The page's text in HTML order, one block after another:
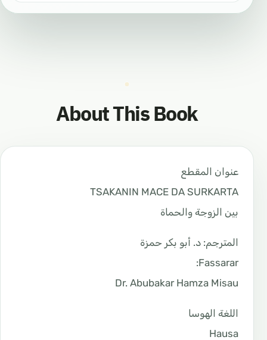
About This Book
عنوان المقطع
TSAKANIN MACE DA SURKARTA
بين الزوجة والحماة
المترجم: د. أبو بكر حمزة
Fassarar:
Dr. Abubakar Hamza Misau
اللغة الهوسا
Hausa